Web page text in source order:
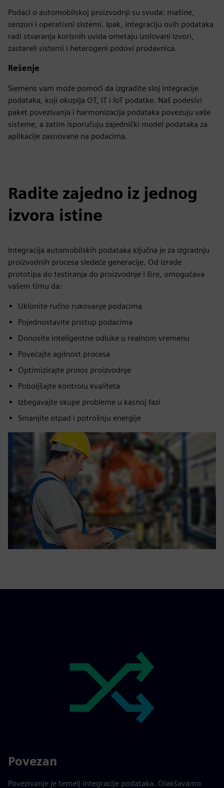
Podaci o automobilskoj proizvodnji su svuda: mašine,
senzori i operativni sistemi. Ipak, integraciju ovih podataka
radi stvaranja korisnih uvida ometaju izolovani izvori,
zastareli sistemi i heterogeni podovi prodavnica.
Rešenje
Siemens vam može pomoći da izgradite sloj integracije
podataka, koji okuplja OT, IT i IoT podatke. Naš podesivi
paket povezivanja i harmonizacija podataka povezuju vaše
sisteme, a zatim isporučuju zajednički model podataka za
aplikacije zasnovane na podacima.
Radite zajedno iz jednog
izvora istine
Integracija automobilskih podataka ključna je za izgradnju
proizvodnih procesa sledeće generacije. Od izrade
prototipa do testiranja do proizvodnje i šire, omogućava
vašem timu da:
Uklonite ručno rukovanje podacima
Pojednostavite pristup podacima
Donosite inteligentne odluke u realnom vremenu
Povećajte agilnost procesa
Optimizirajte prinos proizvodnje
Poboljšajte kontrolu kvaliteta
Izbegavajte skupe probleme u kasnoj fazi
Smanjite otpad i potrošnju energije
Povezan
Povezivanje je temelj integracije podataka. Olakšavamo